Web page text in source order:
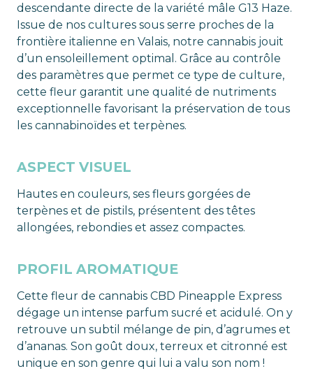
descendante directe de la variété mâle G13 Haze.
Issue de nos cultures sous serre proches de la
frontière italienne en Valais, notre cannabis jouit
d’un ensoleillement optimal. Grâce au contrôle
des paramètres que permet ce type de culture,
cette fleur garantit une qualité de nutriments
exceptionnelle favorisant la préservation de tous
les cannabinoïdes et terpènes.
ASPECT VISUEL
Hautes en couleurs, ses fleurs gorgées de
terpènes et de pistils, présentent des têtes
allongées, rebondies et assez compactes.
PROFIL AROMATIQUE
Cette fleur de cannabis CBD Pineapple Express
dégage un intense parfum sucré et acidulé. On y
retrouve un subtil mélange de pin, d’agrumes et
d’ananas. Son goût doux, terreux et citronné est
unique en son genre qui lui a valu son nom !